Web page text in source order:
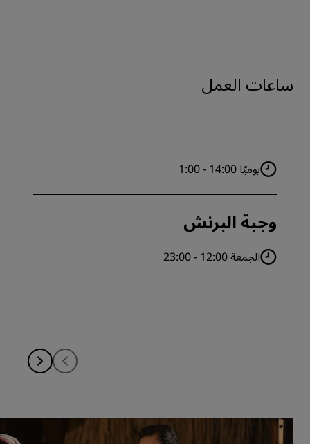
ساعات العمل
يوميًا 14:00 - 1:00
وجبة البرنش
الجمعة 12:00 - 23:00